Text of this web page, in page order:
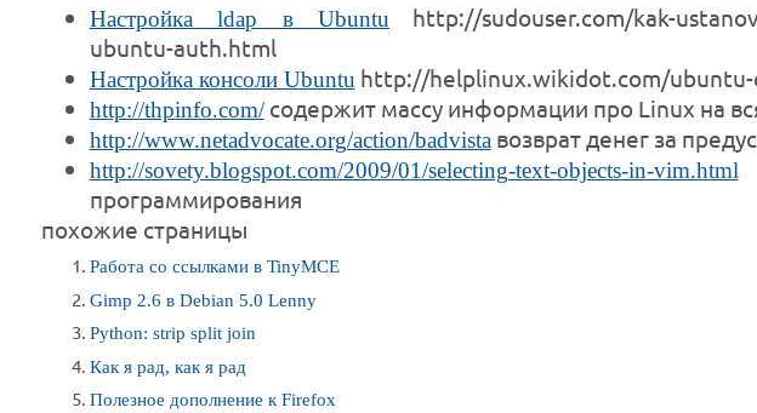
Настройка ldap в Ubuntu
http://sudouser.com/kak-
ubuntu-auth.html
Настройка консоли Ubuntu http://helplinux.wikidot.com/ubuntu-
http://thpinfo.com/содержит массу информации про Linux на
http://www.netadvocate.org/action/badvistaвозврат денег за
http://sovety.blogspot.com/2009/01/selecting-text-objects-in-vim.html
программирования
похожие страницы
Работа со ссылками в TinyMCE
Gimp 2.6 в Debian 5.0 Lenny
Python: strip split join
Как я рад, как я рад
Полезное дополнение к Firefox